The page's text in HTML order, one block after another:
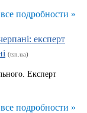
все подробности »
експерт
(tsn.ua)
Експерт
все подробности »